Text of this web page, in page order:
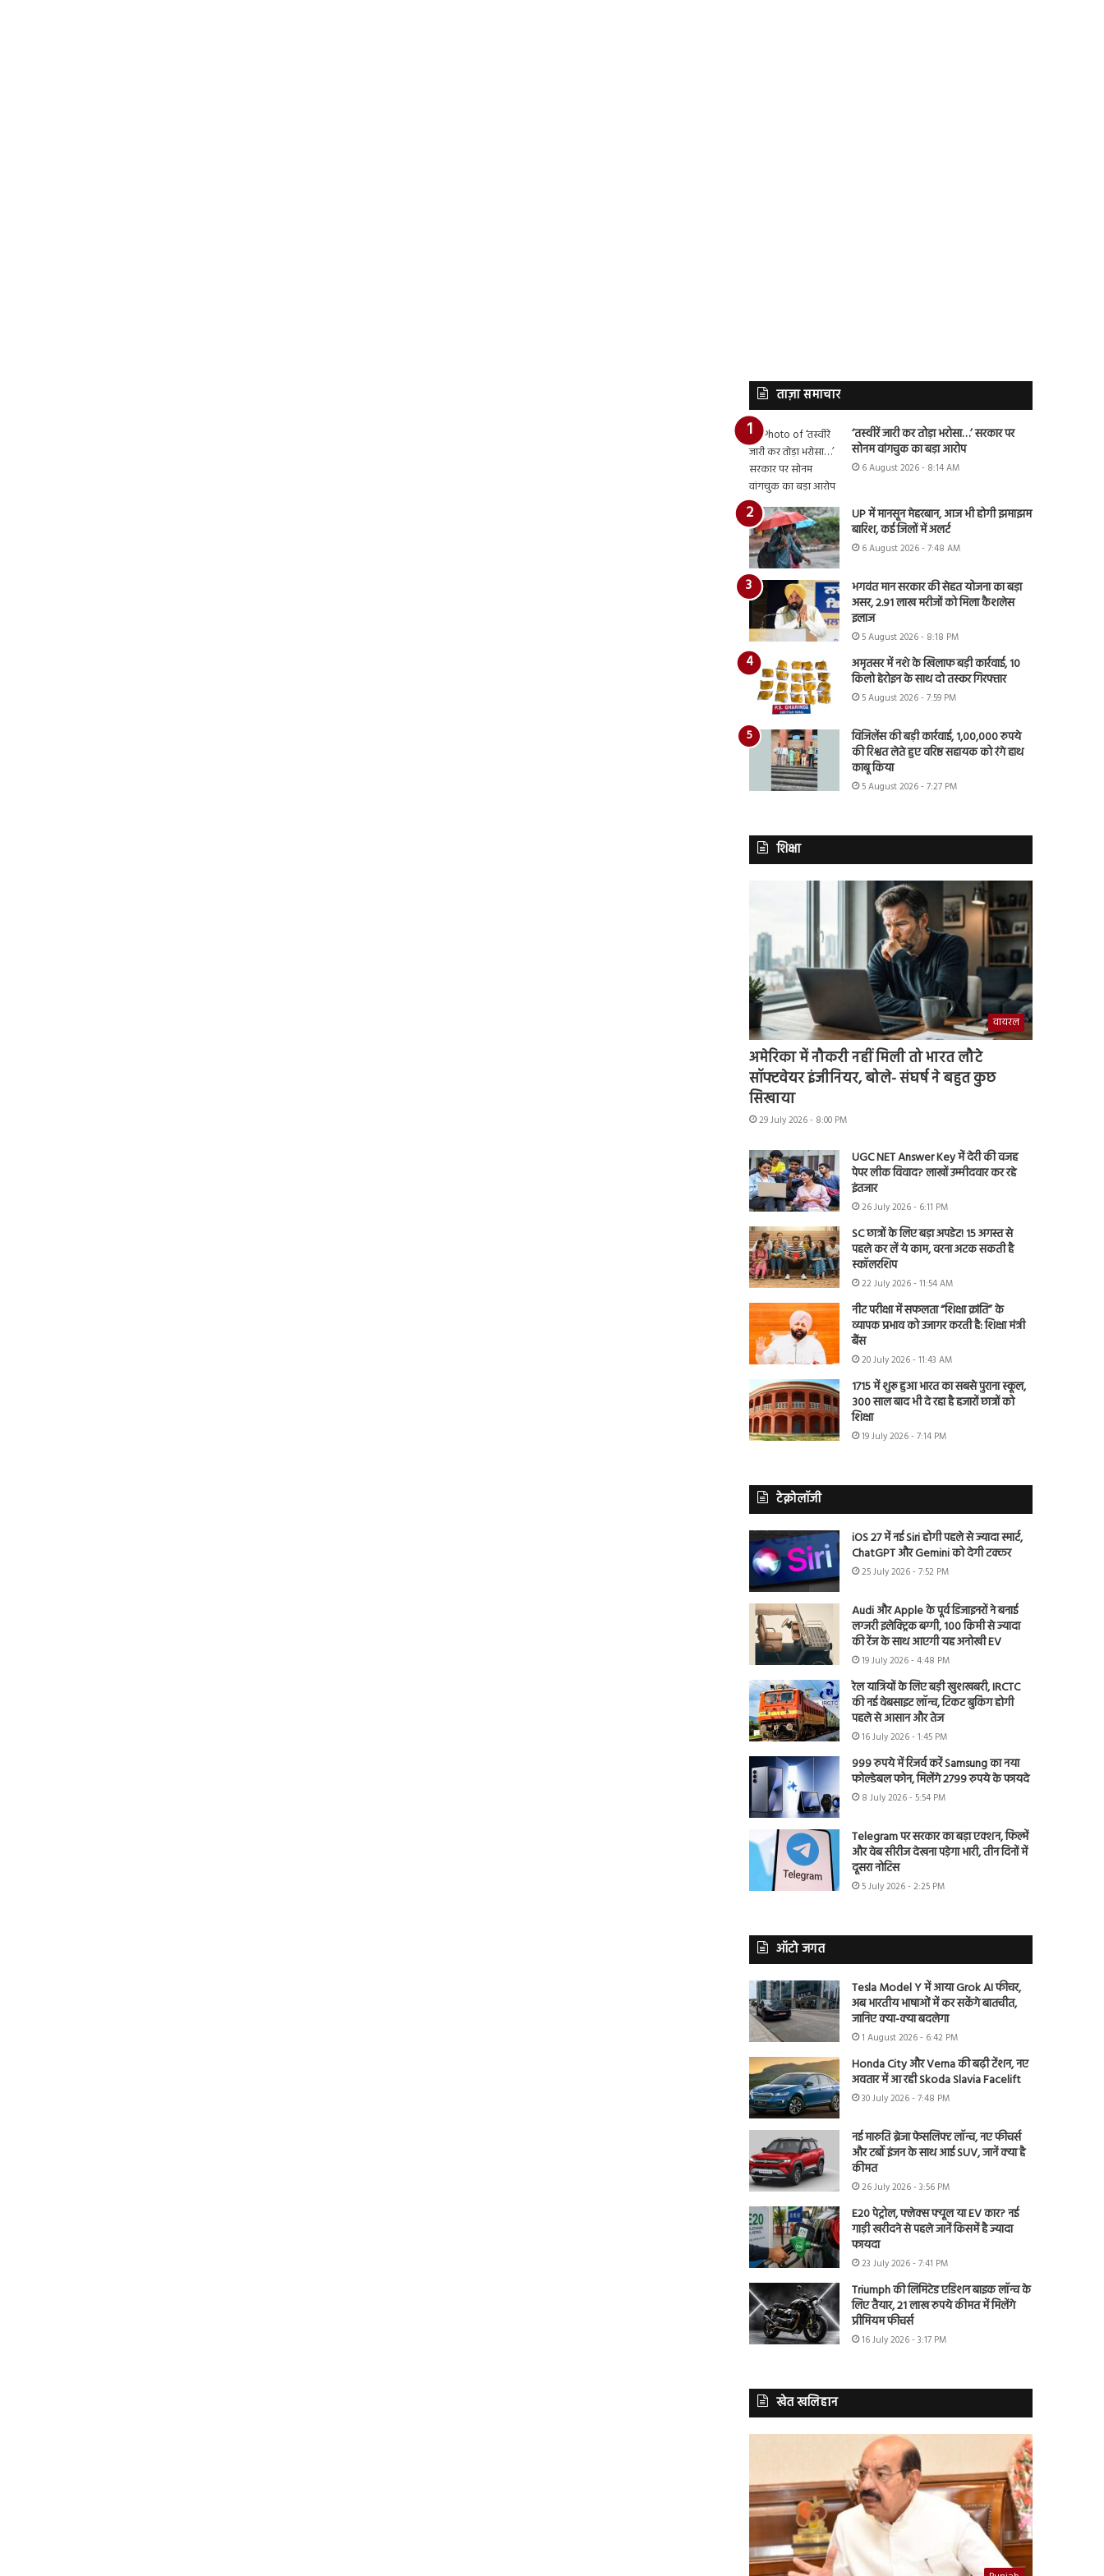
ताज़ा समाचार
‘तस्वीरें जारी कर तोड़ा भरोसा…’ सरकार पर
सोनम वांगचुक का बड़ा आरोप
6 August 2026 - 8:14 AM
UP में मानसून मेहरबान, आज भी होगी झमाझम
बारिश, कई जिलों में अलर्ट
6 August 2026 - 7:48 AM
भगवंत मान सरकार की सेहत योजना का बड़ा
असर, 2.91 लाख मरीजों को मिला कैशलेस
इलाज
5 August 2026 - 8:18 PM
अमृतसर में नशे के खिलाफ बड़ी कार्रवाई, 10
किलो हेरोइन के साथ दो तस्कर गिरफ्तार
5 August 2026 - 7:59 PM
विजिलेंस की बड़ी कार्रवाई, 1,00,000 रुपये
की रिश्वत लेते हुए वरिष्ठ सहायक को रंगे हाथ
काबू किया
5 August 2026 - 7:27 PM
शिक्षा
वायरल
अमेरिका में नौकरी नहीं मिली तो भारत लौटे
सॉफ्टवेयर इंजीनियर, बोले- संघर्ष ने बहुत कुछ
सिखाया
29 July 2026 - 8:00 PM
UGC NET Answer Key में देरी की वजह
पेपर लीक विवाद? लाखों उम्मीदवार कर रहे
इंतजार
26 July 2026 - 6:11 PM
SC छात्रों के लिए बड़ा अपडेट! 15 अगस्त से
पहले कर लें ये काम, वरना अटक सकती है
स्कॉलरशिप
22 July 2026 - 11:54 AM
नीट परीक्षा में सफलता “शिक्षा क्रांति” के
व्यापक प्रभाव को उजागर करती है: शिक्षा मंत्री
बैंस
20 July 2026 - 11:43 AM
1715 में शुरू हुआ भारत का सबसे पुराना स्कूल,
300 साल बाद भी दे रहा है हजारों छात्रों को
शिक्षा
19 July 2026 - 7:14 PM
टेक्नोलॉजी
iOS 27 में नई Siri होगी पहले से ज्यादा स्मार्ट,
ChatGPT और Gemini को देगी टक्कर
25 July 2026 - 7:52 PM
Audi और Apple के पूर्व डिजाइनरों ने बनाई
लग्जरी इलेक्ट्रिक बग्गी, 100 किमी से ज्यादा
की रेंज के साथ आएगी यह अनोखी EV
19 July 2026 - 4:48 PM
रेल यात्रियों के लिए बड़ी खुशखबरी, IRCTC
की नई वेबसाइट लॉन्च, टिकट बुकिंग होगी
पहले से आसान और तेज
16 July 2026 - 1:45 PM
999 रुपये में रिजर्व करें Samsung का नया
फोल्डेबल फोन, मिलेंगे 2799 रुपये के फायदे
8 July 2026 - 5:54 PM
Telegram पर सरकार का बड़ा एक्शन, फिल्में
और वेब सीरीज देखना पड़ेगा भारी, तीन दिनों में
दूसरा नोटिस
5 July 2026 - 2:25 PM
ऑटो जगत
Tesla Model Y में आया Grok AI फीचर,
अब भारतीय भाषाओं में कर सकेंगे बातचीत,
जानिए क्या-क्या बदलेगा
1 August 2026 - 6:42 PM
Honda City और Verna की बढ़ी टेंशन, नए
अवतार में आ रही Skoda Slavia Facelift
30 July 2026 - 7:48 PM
नई मारुति ब्रेजा फेसलिफ्ट लॉन्च, नए फीचर्स
और टर्बो इंजन के साथ आई SUV, जानें क्या है
कीमत
26 July 2026 - 3:56 PM
E20 पेट्रोल, फ्लेक्स फ्यूल या EV कार? नई
गाड़ी खरीदने से पहले जानें किसमें है ज्यादा
फायदा
23 July 2026 - 7:41 PM
Triumph की लिमिटेड एडिशन बाइक लॉन्च के
लिए तैयार, 21 लाख रुपये कीमत में मिलेंगे
प्रीमियम फीचर्स
16 July 2026 - 3:17 PM
खेत खलिहान